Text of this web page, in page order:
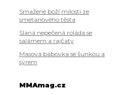
Smažené boží milosti ze
smetanového těsta
Slaná nepečená roláda se
salámem a rajčaty
Masová bábovka se šunkou a
sýrem
MMAmag.cz